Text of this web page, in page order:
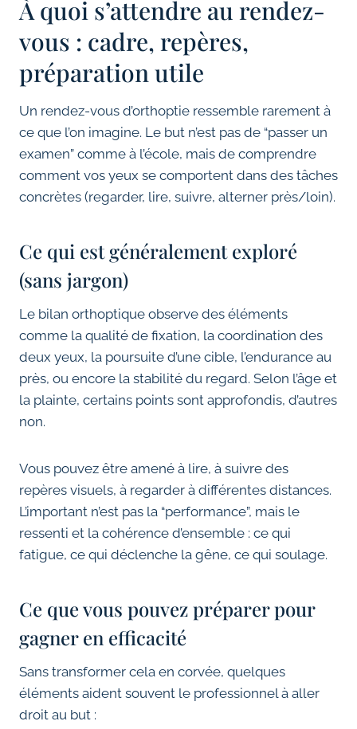
À quoi s’attendre au rendez-
vous : cadre, repères,
préparation utile
Un rendez-vous d’orthoptie ressemble rarement à
ce que l’on imagine. Le but n’est pas de “passer un
examen” comme à l’école, mais de comprendre
comment vos yeux se comportent dans des tâches
concrètes (regarder, lire, suivre, alterner près/loin).
Ce qui est généralement exploré
(sans jargon)
Le bilan orthoptique observe des éléments
comme la qualité de fixation, la coordination des
deux yeux, la poursuite d’une cible, l’endurance au
près, ou encore la stabilité du regard. Selon l’âge et
la plainte, certains points sont approfondis, d’autres
non.
Vous pouvez être amené à lire, à suivre des
repères visuels, à regarder à différentes distances.
L’important n’est pas la “performance”, mais le
ressenti et la cohérence d’ensemble : ce qui
fatigue, ce qui déclenche la gêne, ce qui soulage.
Ce que vous pouvez préparer pour
gagner en efficacité
Sans transformer cela en corvée, quelques
éléments aident souvent le professionnel à aller
droit au but :